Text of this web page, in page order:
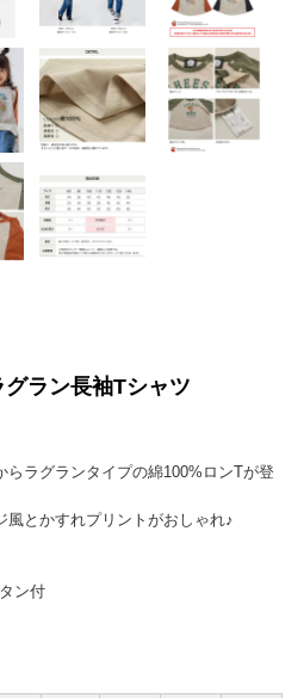
グラン長袖Tシャツ
らラグランタイプの綿100%ロンTが登
風とかすれプリントがおしゃれ♪
ン付